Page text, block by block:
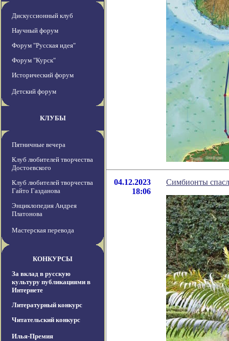
Дискуссионный клуб
Научный форум
Форум "Русская идея"
Форум "Курск"
Исторический форум
Детский форум
КЛУБЫ
Пятничные вечера
Клуб любителей творчества
Достоевского
Клуб любителей творчества
Гайто Газданова
Энциклопедия Андрея
Платонова
Мастерская перевода
КОНКУРСЫ
За вклад в русскую
культуру публикациями в
Интернете
Литературный конкурс
Читательский конкурс
Илья-Премия
04.12.2023
18:06
Симбионты